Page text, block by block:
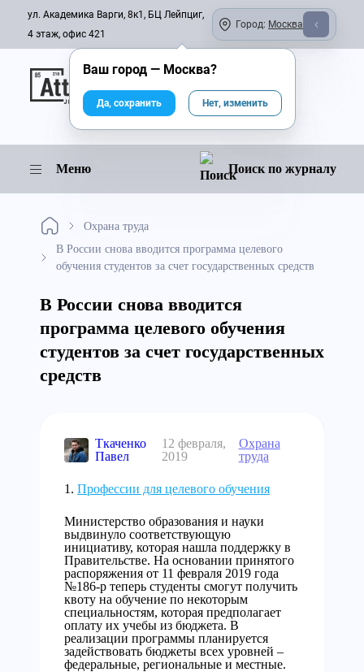
ул. Академика Варги, 8к1, БЦ Лейпциг,
4 этаж, офис 421
Город: Москва
Онлайн-журнал
Меню Поиск по журналу
Охрана труда
В России снова вводится программа целевого
обучения студентов за счет государственных средств
В России снова вводится
программа целевого обучения
студентов за счет государственных
средств
Ткаченко
Павел
12 февраля,
2019
Охрана
труда
Профессии для целевого обучения
Министерство образования и науки
выдвинуло соответствующую
инициативу, которая нашла поддержку в
Правительстве. На основании принятого
распоряжения от 11 февраля 2019 года
№186-р теперь студенты смогут получить
квоту на обучение по некоторым
специальностям, которая предполагает
оплату их учебы из бюджета. В
реализации программы планируется
задействовать бюджеты всех уровней –
федеральные, региональные и местные.
Ваш город — Москва?
Да, сохранить Нет, изменить